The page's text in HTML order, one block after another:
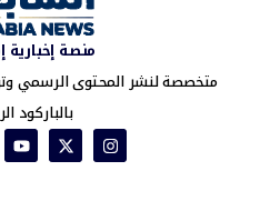
منصة إخبارية
متخصصة لنشر المحتوى الرسمي
بالباركود